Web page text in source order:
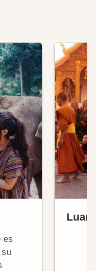
es
su